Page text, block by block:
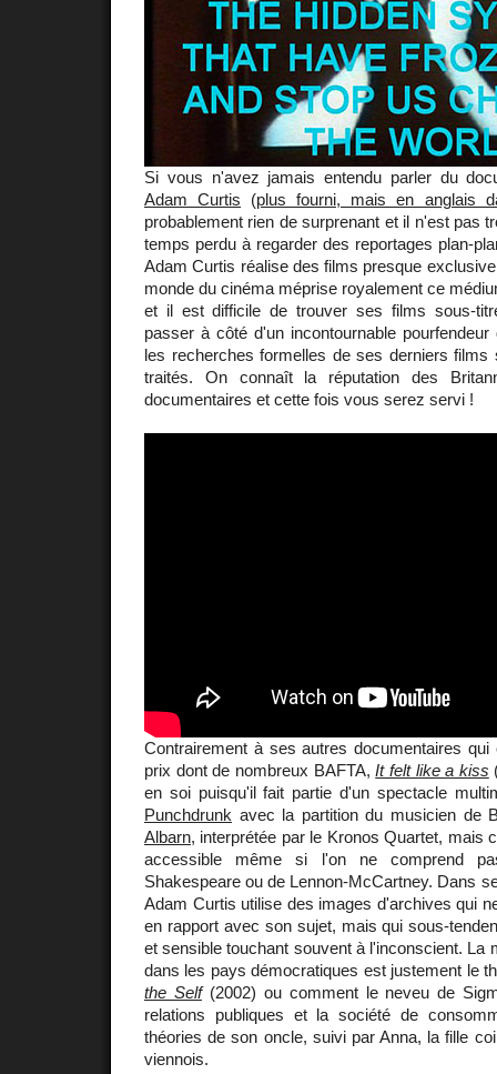
Si vous n'avez jamais entendu parler du
Adam Curtis (plus fourni, mais en anglais
probablement rien de surprenant et il n'est pas
temps perdu à regarder des reportages plan-
Adam Curtis réalise des films presque
monde du cinéma méprise royalement ce
et il est difficile de trouver ses films sous-
passer à côté d'un incontournable pourfendeur
les recherches formelles de ses derniers films
traités. On connaît la réputation des
documentaires et cette fois vous serez servi !
Contrairement à ses autres documentaires qui
prix dont de nombreux BAFTA,It felt like a kiss
en soi puisqu'il fait partie d'un spectacle
Punchdrunk avec la partition du musicien de
Albarn, interprétée par le Kronos Quartet, mais
accessible même si l'on ne comprend
Shakespeare ou de Lennon-McCartney. Dans
Adam Curtis utilise des images d'archives qui
en rapport avec son sujet, mais qui sous-
et sensible touchant souvent à l'inconscient. La
dans les pays démocratiques est justement le
the Self(2002) ou comment le neveu de
relations publiques et la société de
théories de son oncle, suivi par Anna, la fille
viennois.